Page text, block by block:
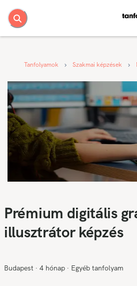
Tanfolyamok Szakmai képzések
Prémium digitális
illusztrátor képzés
Budapest ∙ 4 hónap ∙ Egyéb tanfolyam